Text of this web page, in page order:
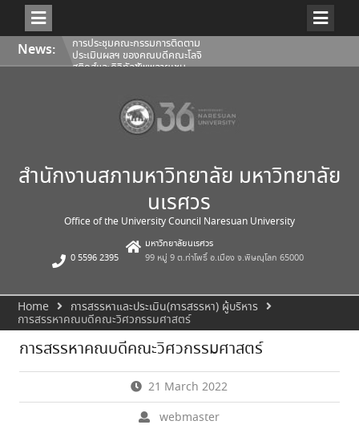
Skip
content
News: การประชุมคณะกรรมการติดตาม
ประเมินผลฯ ของคณบดีคณะโลจิ
สติกส์และดิจิทัลซัพพลายเชน
ครั้งที่ 350 (8/2569) วันเสาร์ที่ 1
สิงหาคม 2569
การประชุมคณะกรรมการติดตาม
ประเมินผลฯ ของคณบดีคณะ
สำนักงานสภามหาวิทยาลัย มหาวิทยาลัย
นเรศวร
Office of the University Council Naresuan University
0 5596 2395
มหาวิทยาลัยนเรศวร
99 หมู่ 9 ต.ท่าโพธิ์ อ.เมือง จ.พิษณุโลก 65000
Home
การสรรหาและประเมิน(การสรรหา) ผู้บริหาร
การสรรหาคณบดีคณะวิศวกรรมศาสตร์
การสรรหาคณบดีคณะวิศวกรรมศาสตร์
21 March 2022
webmaster